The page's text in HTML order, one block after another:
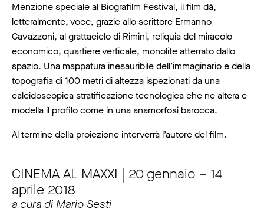
Menzione speciale al Biografilm Festival, il film dà,
letteralmente, voce, grazie allo scrittore Ermanno
Cavazzoni, al grattacielo di Rimini, reliquia del miracolo
economico, quartiere verticale, monolite atterrato dallo
spazio. Una mappatura inesauribile dell’immaginario e della
topografia di 100 metri di altezza ispezionati da una
caleidoscopica stratificazione tecnologica che ne altera e
modella il profilo come in una anamorfosi barocca.
Al termine della proiezione interverrà l’autore del film.
CINEMA AL MAXXI | 20 gennaio – 14
aprile 2018
a cura di Mario Sesti